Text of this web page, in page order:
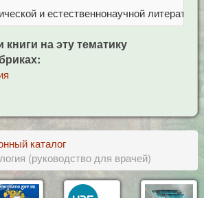
и естественнонаучной литерат
книги на эту тематику
каталог
(руководство для врачей)